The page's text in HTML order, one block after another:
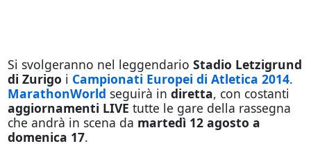
Si svolgeranno nel leggendario Stadio Letzigrund
di Zurigo i Campionati Europei di Atletica 2014.
MarathonWorld seguirà in diretta, con costanti
aggiornamenti LIVE tutte le gare della rassegna
che andrà in scena da martedì 12 agosto a
domenica 17.